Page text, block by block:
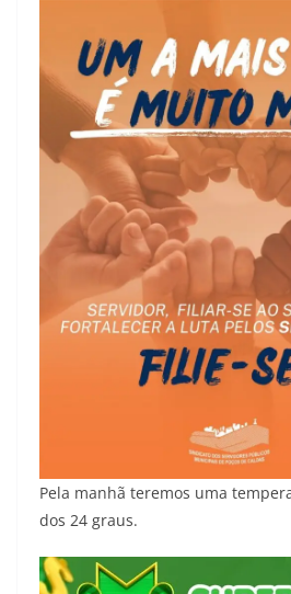
Pela manhã teremos uma
dos 24 graus.